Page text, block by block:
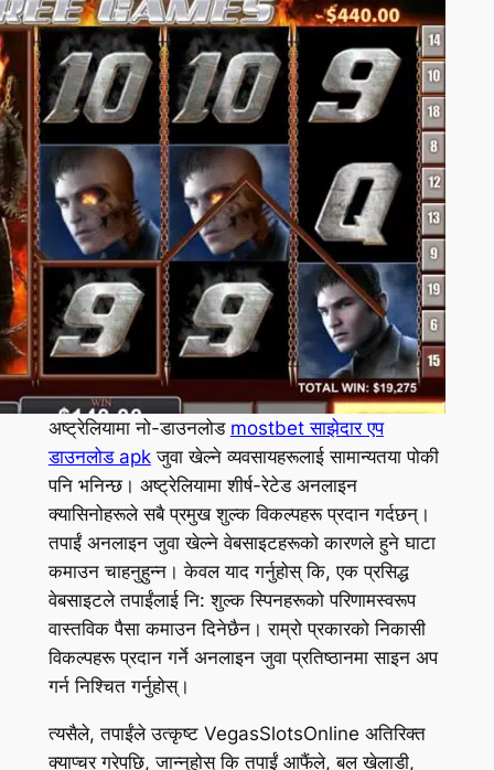
अष्ट्रेलियामा नो-डाउनलोड mostbet साझेदार एप
डाउनलोड apkजुवा खेल्ने व्यवसायहरूलाई सामान्यतया पोकी
पनि भनिन्छ। अष्ट्रेलियामा शीर्ष-रेटेड अनलाइन
क्यासिनोहरूले सबै प्रमुख शुल्क विकल्पहरू प्रदान गर्दछन्।
तपाईं अनलाइन जुवा खेल्ने वेबसाइटहरूको कारणले हुने घाटा
कमाउन चाहनुहुन्न। केवल याद गर्नुहोस् कि, एक प्रसिद्ध
वेबसाइटले तपाईंलाई नि: शुल्क स्पिनहरूको परिणामस्वरूप
वास्तविक पैसा कमाउन दिनेछैन। राम्रो प्रकारको निकासी
विकल्पहरू प्रदान गर्ने अनलाइन जुवा प्रतिष्ठानमा साइन अप
गर्न निश्चित गर्नुहोस्।
त्यसैले, तपाईंले उत्कृष्ट VegasSlotsOnline अतिरिक्त
क्याप्चर गरेपछि, जान्नुहोस् कि तपाईं आफैंले, बल खेलाडी,